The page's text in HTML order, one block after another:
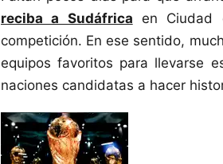
reciba a Sudáfrica en Ciudad
competición. En ese sentido,
equipos favoritos para llevarse
naciones candidatas a hacer